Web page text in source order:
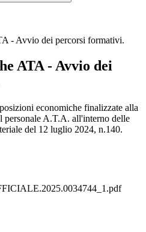
- Avvio dei percorsi formativi.
ATA - Avvio dei
economiche finalizzate alla
personale A.T.A. all'interno delle
del 12 luglio 2024, n.140.